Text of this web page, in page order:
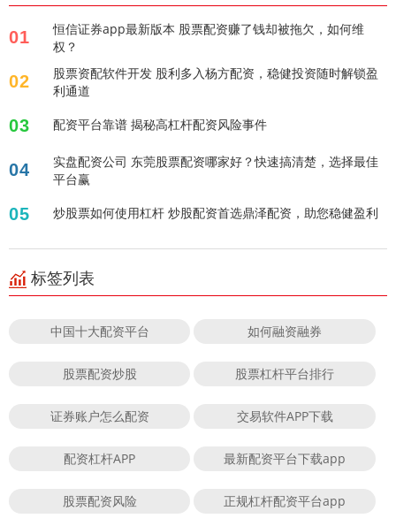
01
恒信证券app最新版本 股票配资赚了钱却被拖欠，如何维
权？
02
股票资配软件开发 股利多入杨方配资，稳健投资随时解锁盈
利通道
03 配资平台靠谱 揭秘高杠杆配资风险事件
04
实盘配资公司 东莞股票配资哪家好？快速搞清楚，选择最佳
平台赢
05 炒股票如何使用杠杆 炒股配资首选鼎泽配资，助您稳健盈利
标签列表
中国十大配资平台 如何融资融券
股票配资炒股 股票杠杆平台排行
证券账户怎么配资 交易软件APP下载
配资杠杆APP 最新配资平台下载app
股票配资风险 正规杠杆配资平台app